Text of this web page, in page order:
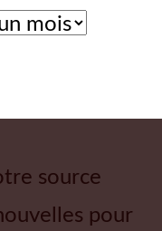
source
pour